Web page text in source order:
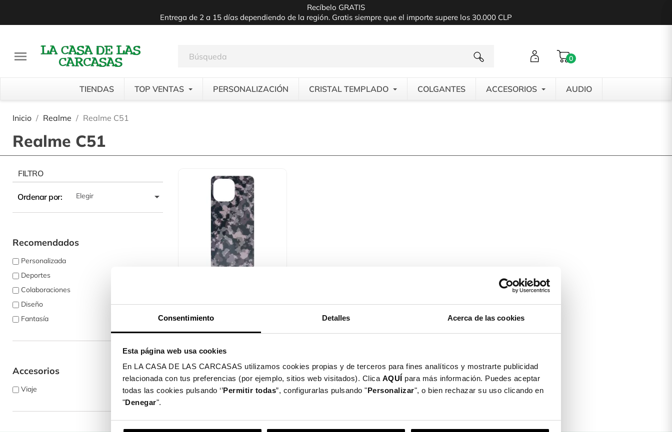
Consentimiento Detalles Acerca de las cookies
Esta página web usa cookies
En LA CASA DE LAS CARCASAS utilizamos cookies propias y de terceros para fines analíticos y mostrarte publicidad
relacionada con tus preferencias (por ejemplo, sitios web visitados). Clica AQUÍ para más información. Puedes aceptar
todas las cookies pulsando ‘’Permitir todas”, configurarlas pulsando "Personalizar", o bien rechazar su uso clicando en
"Denegar".
Recíbelo GRATIS
Entrega de 2 a 15 días dependiendo de la región. Gratis siempre que el importe supere los 30.000 CLP
 0
TIENDAS TOP VENTAS PERSONALIZACIÓN CRISTAL TEMPLADO COLGANTES ACCESORIOS AUDIO
Inicio Realme Realme C51
Realme C51
FILTRO
Ordenar por: Elegir 
Recomendados
Personalizada
Deportes
Colaboraciones
Diseño
Fantasía
Accesorios
Viaje
$ 2.990
Mostrando 1-1 de 1 artículo(s)